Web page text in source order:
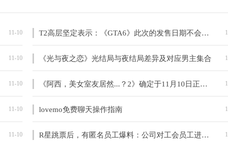
11-10 T2高层坚定表示：《GTA6》此次的发售日期不会有问题
11-10 《光与夜之恋》光结局与夜结局差异及对应男主集合
11-10 《阿西，美女室友居然...？2》确定于11月10日正式发布
11-10 lovemo免费聊天操作指南
11-10 R星跳票后，有匿名员工爆料：公司对工会员工进行肆无忌惮的打压。